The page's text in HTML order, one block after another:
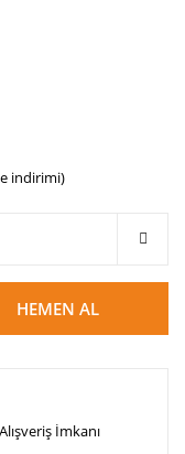
indirimi)
HEMEN AL
İmkanı